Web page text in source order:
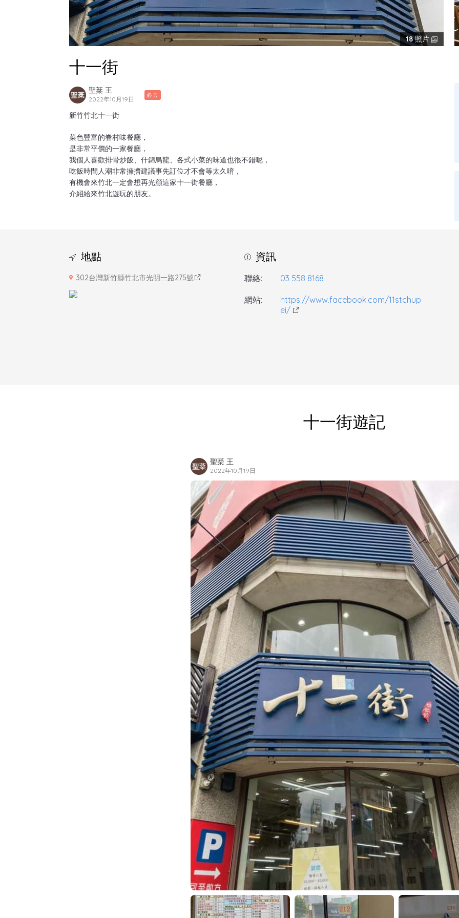
18照片
十一街
聖棻 王
2022年10月19日
必去
新竹竹北十一街
菜色豐富的眷村味餐廳，
是非常平價的一家餐廳，
我個人喜歡排骨炒飯、什錦烏龍、各式小菜的味道也很不錯呢，
吃飯時間人潮非常擁擠建議事先訂位才不會等太久唷，
有機會來竹北一定會想再光顧這家十一街餐廳，
介紹給來竹北遊玩的朋友。
地點
302台灣新竹縣竹北市光明一路275號
資訊
聯絡: 03 558 8168
網站:
https://www.facebook.com/11stchup
ei/
十一街遊記
聖棻 王
2022年10月19日